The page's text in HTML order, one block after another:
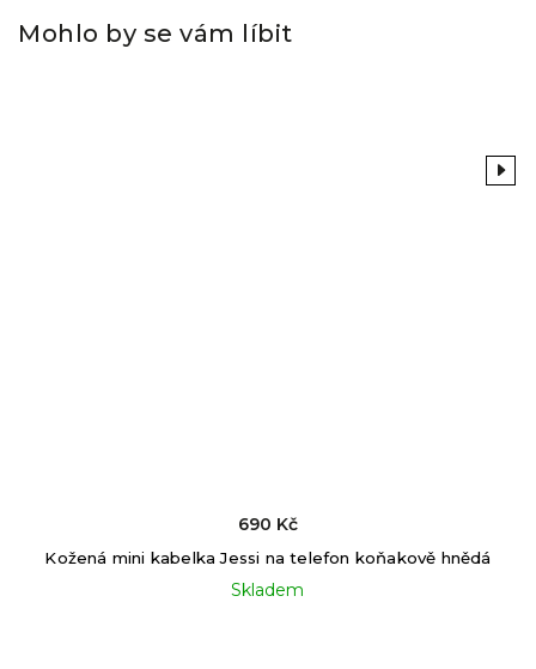
Mohlo by se vám líbit
Previous
Kožená mini kabelka Jessi na telefon koňakově hnědá
Skladem
690 Kč
Next